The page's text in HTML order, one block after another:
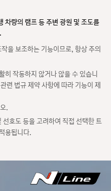
차량의 램프 등 주변 광원 및 조도를
을 보조하는 기능이므로, 항상 주의
히 작동하지 않거나 않을 수 있습니
련 법규 제약 사항에 따라 기능이 제
.
호도 등을 고려하여 직접 선택한 트
용됩니다.
가
로
그
카탈로그
디
그
디지털 카탈로그
조
회